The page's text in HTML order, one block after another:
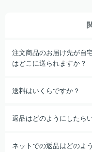
注文商品のお届け先が自
はどこに送られますか？
送料はいくらですか？
返品はどのようにしたら
ネットでの返品はどのよ